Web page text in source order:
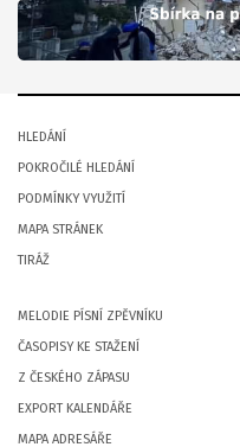
HLEDÁNÍ
POKROČILÉ HLEDÁNÍ
PODMÍNKY VYUŽITÍ
MAPA STRÁNEK
TIRÁŽ
MELODIE PÍSNÍ ZPĚVNÍKU
ČASOPISY KE STAŽENÍ
Z ČESKÉHO ZÁPASU
EXPORT KALENDÁŘE
MAPA ADRESÁŘE